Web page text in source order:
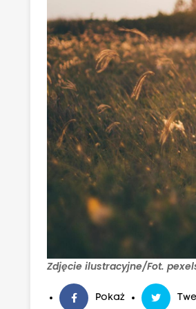
Zdjęcie ilustracyjne/Fot.
Pokaż